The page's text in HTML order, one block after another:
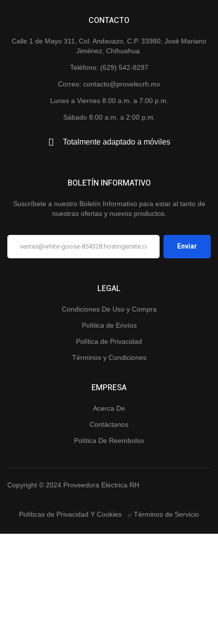
CONTACTO
Calle 1 de Mayo 311, Col. Andavazo, C.P. 33980, José Mariano
Jiménez, Chihuahua.
Teléfono: (629) 542-8297
Correo: contacto@provelecrh.mx
Lunes a Viernes 8:00 a.m. a 7:00 p.m.
Sábado 8:00 a.m. a 2:00 p.m.
Totalmente adaptado a móviles
LEGAL
Condiciones De Uso y Compra
Política de Envíos
Política de Privacidad
Términos y Condiciones
EMPRESA
Acerca De
Contáctanos
Política De Reembolso
BOLETÍN INFORMATIVO
Suscríbete a nuestro Boletín Informativo para estar al tanto de
nuestras ofertas y nuevos productos.
Copyright © 2024 Proveedora Eléctrica RH
Políticas de Privacidad Y Cookies Términos de Servicio